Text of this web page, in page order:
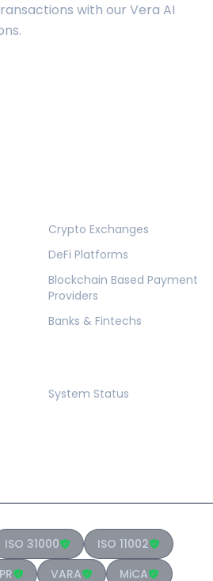
with our Vera AI
Crypto Exchanges
DeFi Platforms
Blockchain Based Payment
Providers
Banks & Fintechs
System Status
ISO 31000
ISO 11002
VARA MiCA